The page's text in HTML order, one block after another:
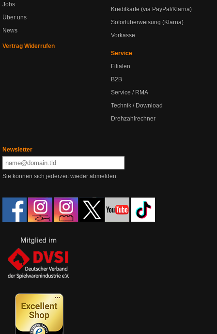
Jobs
Über uns
News
Vertrag Widerrufen
Kreditkarte (via PayPal/Klarna)
Sofortüberweisung (Klarna)
Vorkasse
Service
Filialen
B2B
Service / RMA
Technik / Download
Drehzahlrechner
Newsletter
Sie können sich jederzeit wieder abmelden.